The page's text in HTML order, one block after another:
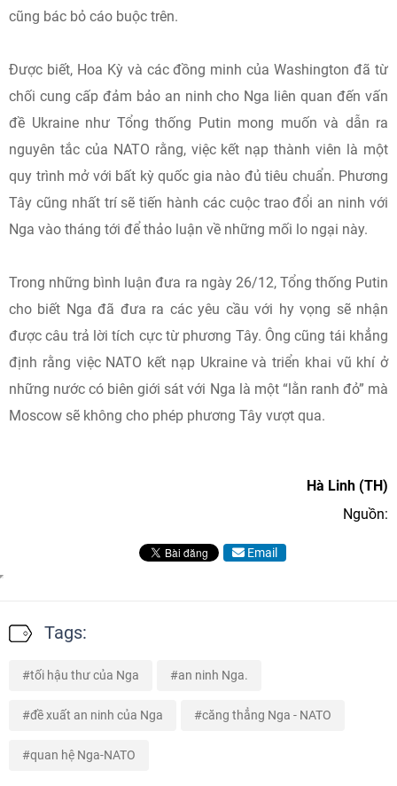
cũng bác bỏ cáo buộc trên.
Được biết, Hoa Kỳ và các đồng minh của Washington đã từ
chối cung cấp đảm bảo an ninh cho Nga liên quan đến vấn
đề Ukraine như Tổng thống Putin mong muốn và dẫn ra
nguyên tắc của NATO rằng, việc kết nạp thành viên là một
quy trình mở với bất kỳ quốc gia nào đủ tiêu chuẩn. Phương
Tây cũng nhất trí sẽ tiến hành các cuộc trao đổi an ninh với
Nga vào tháng tới để thảo luận về những mối lo ngại này.
Trong những bình luận đưa ra ngày 26/12, Tổng thống Putin
cho biết Nga đã đưa ra các yêu cầu với hy vọng sẽ nhận
được câu trả lời tích cực từ phương Tây. Ông cũng tái khẳng
định rằng việc NATO kết nạp Ukraine và triển khai vũ khí ở
những nước có biên giới sát với Nga là một “lằn ranh đỏ” mà
Moscow sẽ không cho phép phương Tây vượt qua.
Hà Linh (TH)
Nguồn:
Email
Tags:
tối hậu thư của Nga an ninh Nga.
đề xuất an ninh của Nga căng thẳng Nga - NATO
quan hệ Nga-NATO